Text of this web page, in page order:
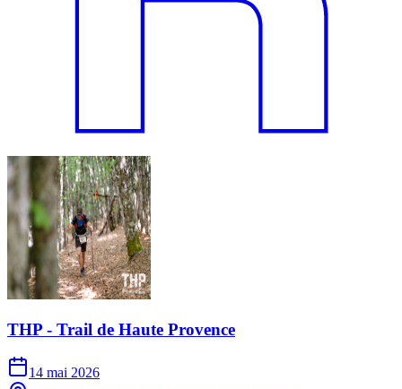
THP - Trail de Haute Provence
14 mai 2026